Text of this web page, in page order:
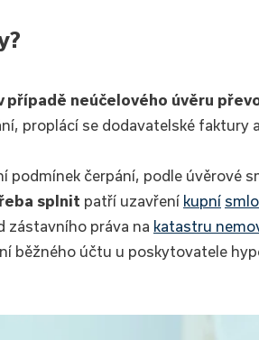
neúčelového úvěru
proplácí se dodavatelské faktury
podmínek čerpání, podle úvěrové
splnit patří uzavření kupní
zástavního práva na katastru
běžného účtu u poskytovatele